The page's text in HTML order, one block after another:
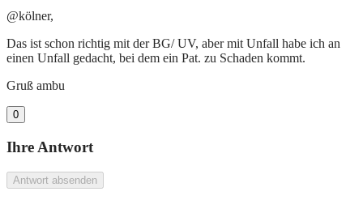
@kölner,
Das ist schon richtig mit der BG/ UV, aber mit Unfall habe ich an
einen Unfall gedacht, bei dem ein Pat. zu Schaden kommt.
Gruß ambu
0
Ihre Antwort
Antwort absenden